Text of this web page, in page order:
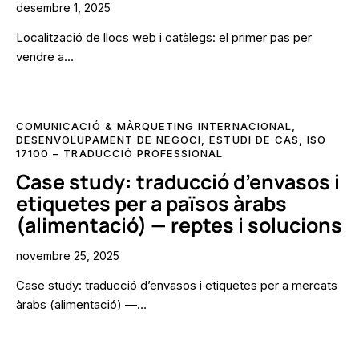
desembre 1, 2025
Localització de llocs web i catàlegs: el primer pas per
vendre a…
COMUNICACIÓ & MÀRQUETING INTERNACIONAL
DESENVOLUPAMENT DE NEGOCI ,ESTUDI DE CAS ,ISO
17100 – TRADUCCIÓ PROFESSIONAL
Case study: traducció d’envasos i
etiquetes per a països àrabs
(alimentació) — reptes i solucions
novembre 25, 2025
Case study: traducció d’envasos i etiquetes per a mercats
àrabs (alimentació) —…